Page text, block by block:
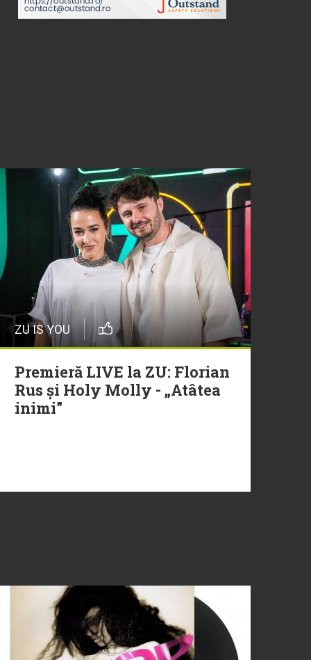
ZU IS YOU
Premieră LIVE la ZU: Florian
Rus și Holy Molly - „Atâtea
inimi”